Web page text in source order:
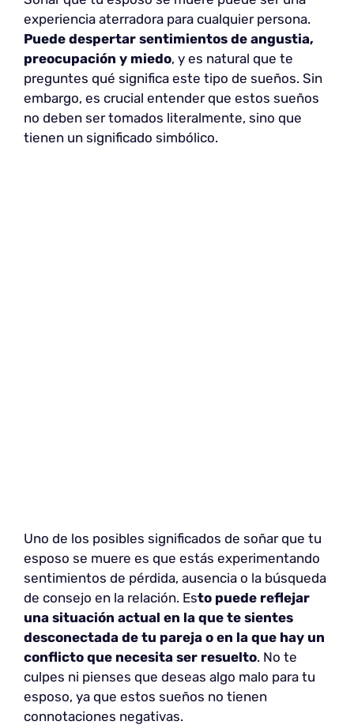
experiencia aterradora para cualquier persona.
Puede despertar sentimientos de angustia,
preocupación y miedo, y es natural que te
preguntes qué significa este tipo de sueños. Sin
embargo, es crucial entender que estos sueños
no deben ser tomados literalmente, sino que
tienen un significado simbólico.
Uno de los posibles significados de soñar que tu
esposo se muere es que estás experimentando
sentimientos de pérdida, ausencia o la búsqueda
de consejo en la relación. Esto puede reflejar
una situación actual en la que te sientes
desconectada de tu pareja o en la que hay un
conflicto que necesita ser resuelto. No te
culpes ni pienses que deseas algo malo para tu
esposo, ya que estos sueños no tienen
connotaciones negativas.